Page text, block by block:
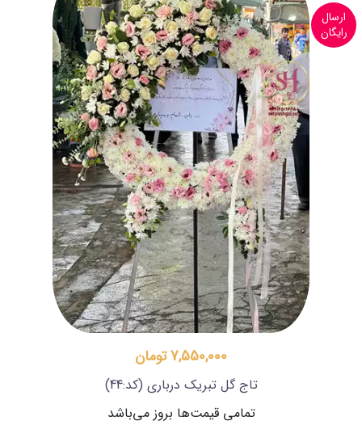
ارسال
رایگان
7,550,000 تومان
تاج گل تبریک درباری (کد:44)
تمامی قیمت‌ها بروز می‌باشد